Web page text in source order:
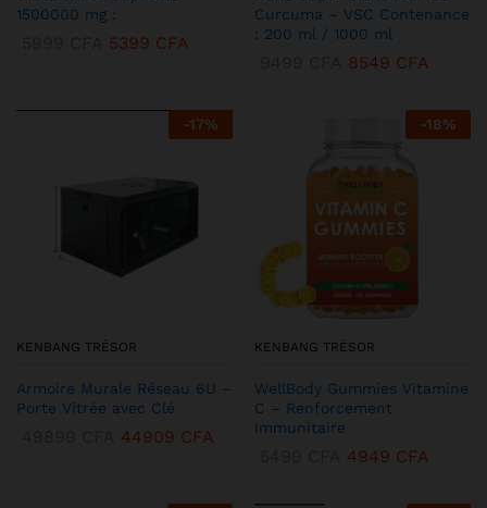
1500000 mg :
5399 CFA
Curcuma – VSC Contenance
: 200 ml / 1000 ml
8549 CFA
-17%
KENBANG TRÉSOR
Armoire Murale Réseau 6U –
Porte Vitrée avec Clé
44909 CFA
-18%
KENBANG TRÉSOR
WellBody Gummies Vitamine
C – Renforcement
Immunitaire
4949 CFA